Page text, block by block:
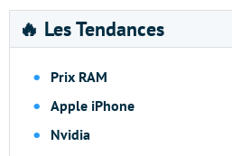
🔥 Les Tendances
Prix RAM
Apple iPhone
Nvidia